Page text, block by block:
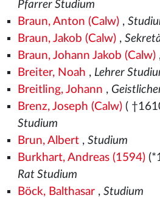
Pfarrer Studium
Braun, Anton (Calw),
Braun, Jakob (Calw),
Braun, Johann Jakob (Calw)
Breiter, Noah , Lehrer
Breitling, Johann ,
Brenz, Joseph (Calw)(
Studium
Brun, Albert, Studium
Burkhart, Andreas (1594)
Rat Studium
Böck, Balthasar, Studium